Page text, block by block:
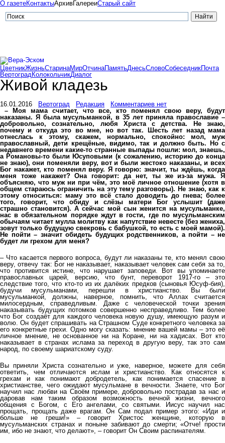
О газетеКонтактыАрхивГалереиСтарый сайт
ЦветникЖизньСтаринаМирОтчинаПамятьДнесьСловоСобеседникПочта
ВертоградКолокольчикДиалог
Живой кладезь
16.01.2016 Вертоград Редакция
Комментариев нет
– Моя мама считает, что все, кто поменял свою веру, будут
наказаны. Я была мусульманкой, в 35 лет приняла православие –
добровольно, сознательно, любя Христа с детства. Не знаю,
почему и откуда это во мне, но вот так. Шесть лет назад мама
отнеслась к этому, скажем, нормально, спокойно: мол, муж
православный, дети крещёные, видимо, так и должно быть. Но с
недавнего времени какие-то странные выпады пошли: мол, знаешь,
а Романовы-то были Юсуповыми (к сожалению, историю до конца
не знаю), они поменяли веру, вот и были жестоко наказаны, и всех
Бог накажет, кто поменял веру. Я говорю: значит, ты ждёшь, когда
меня тоже накажет? Она говорит: да нет, ты же из-за мужа. Я
объясняю, что муж ни при чём, это моё личное отношение (хотя в
общем стараюсь ограничить на эту тему разговоры). Не знаю, как к
этому относиться: маму это всё стало доводить до гнева; более
того, говорит, что обиду и слёзы матери Бог услышит (даже
страшно становится). А сейчас мой сын женится на мусульманке,
нас в обязательном порядке ждут в гости, где по мусульманским
обычаям читает мулла молитву как напутствие невесте (без жениха,
зовут только будущую свекровь с бабушкой, то есть с моей мамой).
Не пойти – значит обидеть будущих родственников, а пойти – не
будет ли грехом для меня?
– Что касается первого вопроса, будут ли наказаны те, кто менял свою
веру, отвечу так: Бог не наказывает, наказывает человек сам себя за то,
что противится истине, что нарушает заповеди. Вот вы упоминаете
православных царей, версию, что бунт, переворот 1917-го – это
следствие того, что кто-то из их далёких предков (сыновья Юсуф-бия),
будучи мусульманами, перешли в христианство. Вы были
мусульманкой, должны, наверное, помнить, что Аллах считается
милосердным, справедливым. Даже с человеческой точки зрения
наказывать будущих потомков совершенно несправедливо. Тем более
что Бог создаёт для каждого человека новую душу, имеющую разум и
волю. Он будет спрашивать на Страшном Суде конкретного человека за
его конкретные грехи. Одно могу сказать: мнение вашей мамы – это её
личное мнение, не основанное ни на Коране, ни на хадисах. Вот кто
наказывает в странах ислама за переход в другую веру, так это сам
народ, по своему шариатскому суду.
Вы приняли Христа сознательно и уже, наверное, можете для себя
ответить, чем отличаются ислам и христианство. Как относятся к
грехам и как понимают добродетель, как понимается спасение в
христианстве, чего ожидают мусульмане в вечности. Знаете, что Бог
научил нас любви на Своём примере, добровольно пострадав за нас и
даровав нам таким образом возможность вечной жизни, вечного
общения с Богом, с Его ангелами, со святыми. Иисус научил нас
прощать, прощать даже врагам. Он Сам подал пример этого: «Иди и
больше не греши!» – говорит Христос женщине, которую в
мусульманских странах и поныне забивают до смерти; «Отче! прости
им, ибо не знают, что делают», – говорит Он Своим распинателям.